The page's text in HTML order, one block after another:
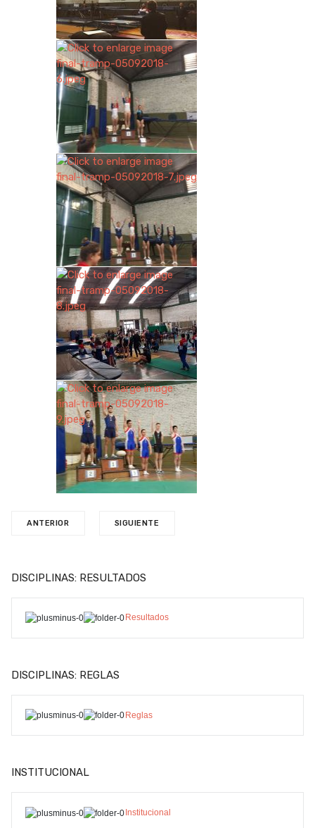
ANTERIOR SIGUIENTE
DISCIPLINAS: RESULTADOS
Resultados
DISCIPLINAS: REGLAS
Reglas
INSTITUCIONAL
Institucional